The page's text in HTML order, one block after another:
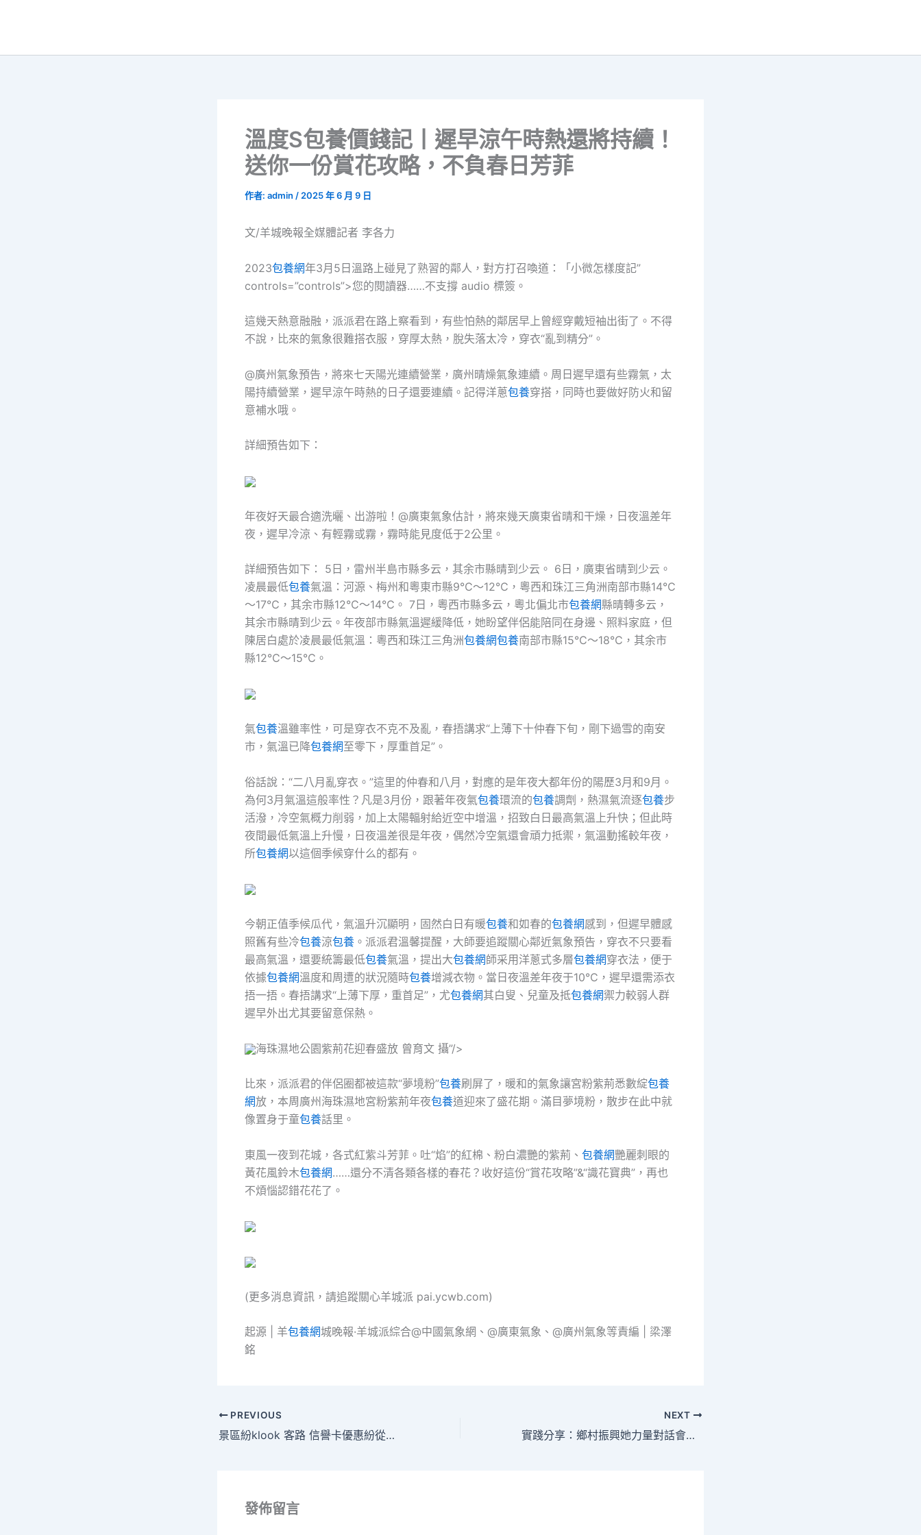
溫度S包養價錢記丨遲早涼午時熱還將持續！
送你一份賞花攻略，不負春日芳菲
作者: admin / 2025 年 6 月 9 日
文/羊城晚報全媒體記者 李各力
2023包養網年3月5日溫路上碰見了熟習的鄰人，對方打召喚道：「小微怎樣度記”
controls=”controls”>您的閱讀器……不支撐 audio 標簽。
這幾天熱意融融，派派君在路上察看到，有些怕熱的鄰居早上曾經穿戴短袖出街了。不得
不說，比來的氣象很難搭衣服，穿厚太熱，脫失落太冷，穿衣“亂到精分”。
@廣州氣象預告，將來七天陽光連續營業，廣州晴燥氣象連續。周日遲早還有些霧氣，太
陽持續營業，遲早涼午時熱的日子還要連續。記得洋蔥包養穿搭，同時也要做好防火和留
意補水哦。
詳細預告如下：
年夜好天最合適洗曬、出游啦！@廣東氣象估計，將來幾天廣東省晴和干燥，日夜溫差年
夜，遲早冷涼、有輕霧或霧，霧時能見度低于2公里。
詳細預告如下： 5日，雷州半島市縣多云，其余市縣晴到少云。 6日，廣東省晴到少云。
凌晨最低包養氣溫：河源、梅州和粵東市縣9℃～12℃，粵西和珠江三角洲南部市縣14℃
～17℃，其余市縣12℃～14℃。 7日，粵西市縣多云，粵北偏北市包養網縣晴轉多云，
其余市縣晴到少云。年夜部市縣氣溫遲緩降低，她盼望伴侶能陪同在身邊、照料家庭，但
陳居白處於凌晨最低氣溫：粵西和珠江三角洲包養網包養南部市縣15℃～18℃，其余市
縣12℃～15℃。
氣包養溫雖率性，可是穿衣不克不及亂，春捂講求“上薄下十仲春下旬，剛下過雪的南安
市，氣溫已降包養網至零下，厚重首足”。
俗話說：“二八月亂穿衣。”這里的仲春和八月，對應的是年夜大都年份的陽歷3月和9月。
為何3月氣溫這般率性？凡是3月份，跟著年夜氣包養環流的包養調劑，熱濕氣流逐包養步
活潑，冷空氣概力削弱，加上太陽輻射給近空中增溫，招致白日最高氣溫上升快；但此時
夜間最低氣溫上升慢，日夜溫差很是年夜，偶然冷空氣還會頑力抵禦，氣溫動搖較年夜，
所包養網以這個季候穿什么的都有。
今朝正值季候瓜代，氣溫升沉顯明，固然白日有暖包養和如春的包養網感到，但遲早體感
照舊有些冷包養涼包養 。派派君溫馨提醒，大師要追蹤關心鄰近氣象預告，穿衣不只要看
最高氣溫，還要統籌最低包養氣溫，提出大包養網師采用洋蔥式多層包養網穿衣法，便于
依據包養網溫度和周遭的狀況隨時包養增減衣物。當日夜溫差年夜于10℃，遲早還需添衣
捂一捂。春捂講求“上薄下厚，重首足”，尤包養網其白叟、兒童及抵包養網禦力較弱人群
遲早外出尤其要留意保熱。
海珠濕地公園紫荊花迎春盛放 曾育文 攝”/>
比來，派派君的伴侶圈都被這款“夢境粉”包養刷屏了，暖和的氣象讓宮粉紫荊悉數綻包養
網放，本周廣州海珠濕地宮粉紫荊年夜包養道迎來了盛花期。滿目夢境粉，散步在此中就
像置身于童包養話里。
東風一夜到花城，各式紅紫斗芳菲。吐“焰”的紅棉、粉白濃艷的紫荊、 包養網艷麗刺眼的
黃花風鈴木包養網……還分不清各類各樣的春花？收好這份“賞花攻略”&“識花寶典”，再也
不煩惱認錯花花了。
(更多消息資訊，請追蹤關心羊城派 pai.ycwb.com)
起源 | 羊包養網城晚報·羊城派綜合@中國氣象網、@廣東氣象、@廣州氣象等責編 | 梁澤
銘
PREVIOUS
景區紛klook 客路 信譽卡優惠紛從降價到免票，為何支出還增添了？
NEXT
實踐分享：鄉村振興她力量對話會探去九宮格私密空間索科技賦能女性發展新路徑_中國網
發佈留言